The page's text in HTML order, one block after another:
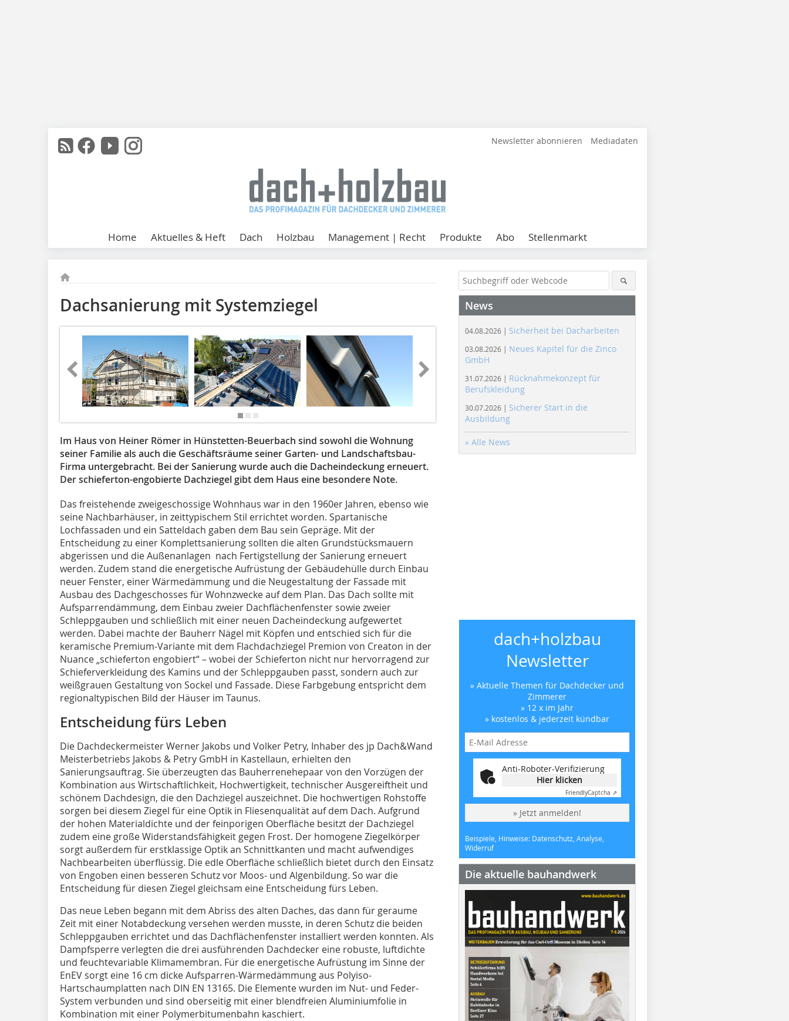
Newsletter abonnieren Mediadaten
Home Aktuelles & Heft Dach Holzbau Management | Recht Produkte Abo Stellenmarkt
Dachsanierung mit Systemziegel
Im Haus von Heiner Römer in Hünstetten-Beuerbach sind sowohl die Wohnung
seiner Familie als auch die Geschäftsräume seiner Garten- und Landschaftsbau-
Firma untergebracht. Bei der Sanierung wurde auch die Dacheindeckung erneuert.
Der schieferton-engobierte Dachziegel gibt dem Haus eine besondere Note.
Das freistehende zweigeschossige Wohnhaus war in den 1960er Jahren, ebenso wie
seine Nachbarhäuser, in zeittypischem Stil errichtet worden. Spartanische
Lochfassaden und ein Satteldach gaben dem Bau sein Gepräge. Mit der
Entscheidung zu einer Komplettsanierung sollten die alten Grundstücksmauern
abgerissen und die Außenanlagen nach Fertigstellung der Sanierung erneuert
werden. Zudem stand die energetische Aufrüstung der Gebäudehülle durch Einbau
neuer Fenster, einer Wärmedämmung und die Neugestaltung der Fassade mit
Ausbau des Dachgeschosses für Wohnzwecke auf dem Plan. Das Dach sollte mit
Aufsparrendämmung, dem Einbau zweier Dachflächenfenster sowie zweier
Schleppgauben und schließlich mit einer neuen Dacheindeckung aufgewertet
werden. Dabei machte der Bauherr Nägel mit Köpfen und entschied sich für die
keramische Premium-Variante mit dem Flachdachziegel Premion von Creaton in der
Nuance „schieferton engobiert“ – wobei der Schieferton nicht nur hervorragend zur
Schieferverkleidung des Kamins und der Schleppgauben passt, sondern auch zur
weißgrauen Gestaltung von Sockel und Fassade. Diese Farbgebung entspricht dem
regionaltypischen Bild der Häuser im Taunus.
Entscheidung fürs Leben
Die Dachdeckermeister Werner Jakobs und Volker Petry, Inhaber des jp Dach&Wand
Meisterbetriebs Jakobs & Petry GmbH in Kastellaun, erhielten den
Sanierungsauftrag. Sie überzeugten das Bauherrenehepaar von den Vorzügen der
Kombination aus Wirtschaftlichkeit, Hochwertigkeit, technischer Ausgereiftheit und
schönem Dachdesign, die den Dachziegel auszeichnet. Die hochwertigen Rohstoffe
sorgen bei diesem Ziegel für eine Optik in Fliesenqualität auf dem Dach. ­Aufgrund
der hohen Materialdichte und der feinporigen Oberfläche besitzt der Dachziegel
zudem eine große Widerstandsfähigkeit gegen Frost. Der homogene Zie­gelkörper
sorgt außerdem für erstklassige Optik an Schnittkanten und macht aufwendiges
Nachbearbeiten überflüssig. Die edle Oberfläche schließlich bietet durch den Einsatz
von Engoben einen besseren Schutz vor Moos- und Algenbildung. So war die
Entscheidung für diesen Ziegel gleichsam eine Entscheidung fürs Leben.
Das neue Leben begann mit dem Abriss des alten Daches, das dann für geraume
Zeit mit einer Notabdeckung versehen werden musste, in deren Schutz die beiden
Schleppgauben errichtet und das Dachflächenfenster installiert werden konnten. Als
Dampfsperre verlegten die drei ausführenden Dachdecker eine robuste, luftdichte
und feuchtevariable Klimamembran. Für die energetische Aufrüstung im Sinne der
EnEV sorgt eine 16 cm dicke Aufsparren-Wärmedämmung aus Polyiso-
Hartschaumplatten nach DIN EN 13165. Die Elemente wurden im Nut- und Feder-
System verbunden und sind oberseitig mit einer blendfreien Aluminiumfolie in
Kombination mit einer Polymerbitumenbahn kaschiert.
News
04.08.2026 | Sicherheit bei Dacharbeiten
03.08.2026 | Neues Kapitel für die Zinco
GmbH
31.07.2026 | Rücknahmekonzept für
Berufskleidung
30.07.2026 | Sicherer Start in die
Ausbildung
» Alle News
dach+holzbau
Newsletter
» Aktuelle Themen für Dachdecker und
Zimmerer
» 12 x im Jahr
» kostenlos & jederzeit kündbar
Anti-Roboter-Verifizierung
Hier klicken
FriendlyCaptcha ⇗
» Jetzt anmelden!
Beispiele, Hinweise: Datenschutz, Analyse,
Widerruf
Die aktuelle bauhandwerk